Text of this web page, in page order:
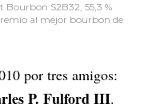
S2B32, 55,3 %
al mejor bourbon de
por tres amigos:
P. Fulford III.